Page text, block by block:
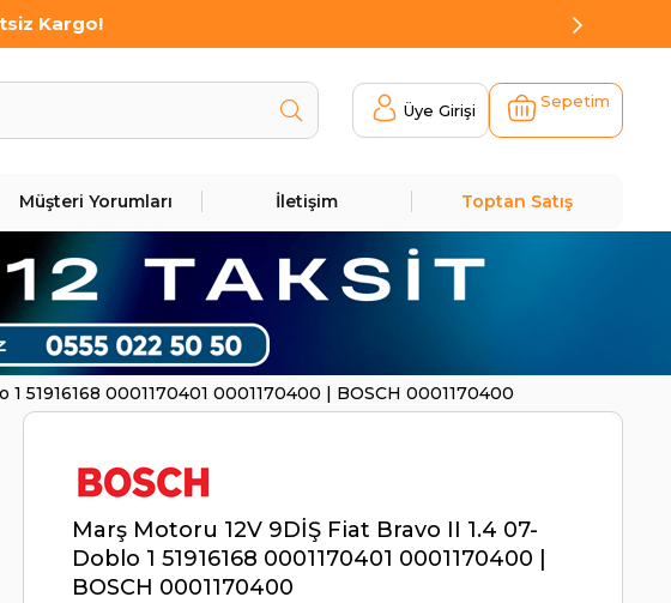
Kargo!
Üye Girişi Sepetim
Müşteri Yorumları İletişim Toptan Satış
51916168 0001170401 0001170400 | BOSCH 0001170400
Marş Motoru 12V 9DİŞ Fiat Bravo II 1.4 07-
Doblo 1 51916168 0001170401 0001170400 |
BOSCH 0001170400